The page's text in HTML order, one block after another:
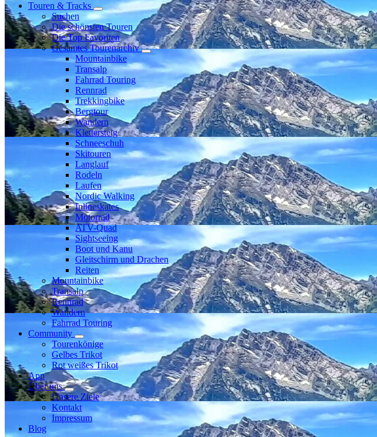
Touren & Tracks
Suchen
Die schönsten Touren
Die Top Favoriten
Gesamtes Tourenarchiv
Mountainbike
Transalp
Fahrrad Touring
Rennrad
Trekkingbike
Bergtour
Wandern
Klettersteig
Schneeschuh
Skitouren
Langlauf
Rodeln
Laufen
Nordic Walking
Inlineskates
Motorrad
ATV-Quad
Sightseeing
Boot und Kanu
Gleitschirm und Drachen
Reiten
Mountainbike
Transalp
Rennrad
Wandern
Fahrrad Touring
Community
Tourenkönige
Gelbes Trikot
Rot weißes Trikot
App
Über uns
Unsere Ziele
Kontakt
Impressum
Blog